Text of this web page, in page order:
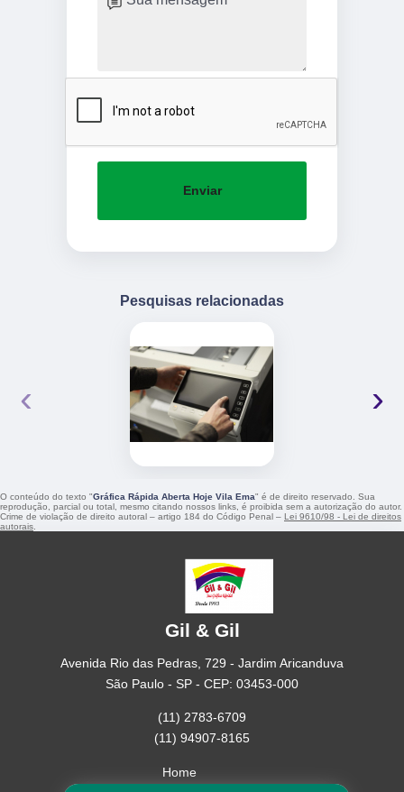
Enviar
Pesquisas relacionadas
‹ ›
O conteúdo do texto "Gráfica Rápida Aberta Hoje Vila Ema" é de direito reservado. Sua
reprodução, parcial ou total, mesmo citando nossos links, é proibida sem a autorização do autor.
Crime de violação de direito autoral – artigo 184 do Código Penal – Lei 9610/98 - Lei de direitos
autorais
Gil & Gil
Avenida Rio das Pedras, 729 - Jardim Aricanduva
São Paulo - SP - CEP: 03453-000
(11) 2783-6709
(11) 94907-8165
Home